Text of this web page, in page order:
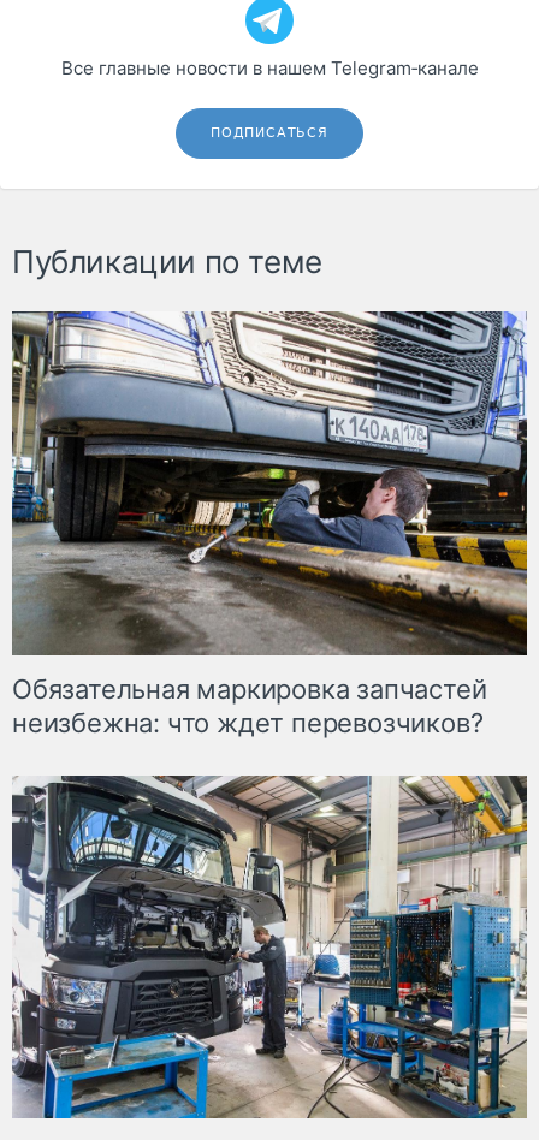
Все главные новости в нашем Telegram‑канале
ПОДПИСАТЬСЯ
Публикации по теме
Обязательная маркировка запчастей
неизбежна: что ждет перевозчиков?